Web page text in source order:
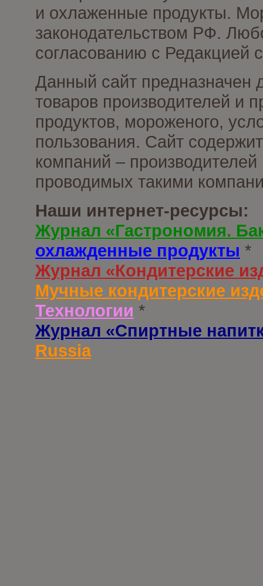
и охлаженные продукты.
законодательством РФ.
согласованию с Редакцией
Данный сайт предназначен
товаров производителей и
продуктов, мороженого,
пользования. Сайт
компаний –
проводимых такими
Наши интернет-ресурсы:
Журнал «Гастрономия.
охлажденные продукты *
Журнал «Кондитерские
Мучные кондитерские
Технологии *
Журнал «Спиртные
Russia